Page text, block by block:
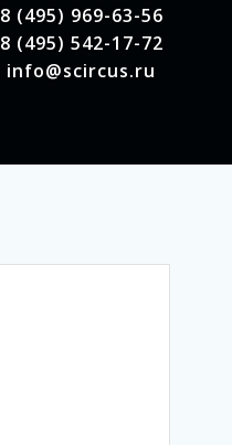
8 (495) 969-63-56
8 (495) 542-17-72
info@scircus.ru